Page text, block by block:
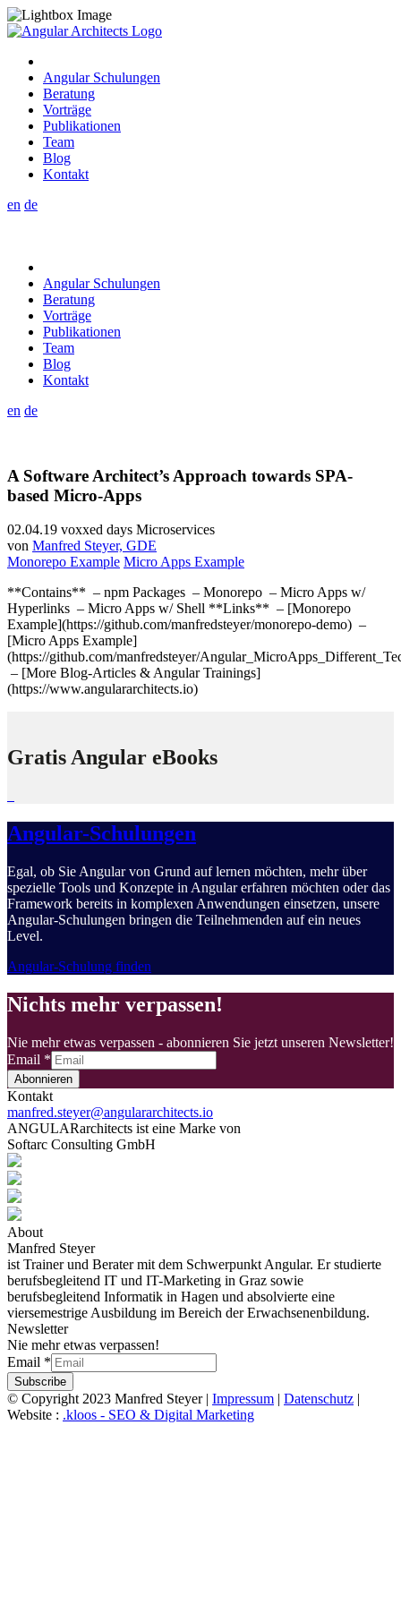
Angular Schulungen
Beratung
Vorträge
Publikationen
Team
Blog
Kontakt
en de
Angular Schulungen
Beratung
Vorträge
Publikationen
Team
Blog
Kontakt
en de
A Software Architect’s Approach towards SPA-
based Micro-Apps
02.04.19 voxxed days Microservices
von Manfred Steyer, GDE
Monorepo Example Micro Apps Example
**Contains** – npm Packages – Monorepo – Micro Apps w/
Hyperlinks – Micro Apps w/ Shell **Links** – [Monorepo
Example](https://github.com/manfredsteyer/monorepo-demo) –
[Micro Apps Example]
(https://github.com/manfredsteyer/
– [More Blog-Articles & Angular Trainings]
(https://www.angulararchitects.io)
Gratis Angular eBooks
Angular-Schulungen
Egal, ob Sie Angular von Grund auf lernen möchten, mehr über
spezielle Tools und Konzepte in Angular erfahren möchten oder das
Framework bereits in komplexen Anwendungen einsetzen, unsere
Angular-Schulungen bringen die Teilnehmenden auf ein neues
Level.
Angular-Schulung finden
Nichts mehr verpassen!
Nie mehr etwas verpassen - abonnieren Sie jetzt unseren Newsletter!
Email *
Abonnieren
Kontakt
manfred.steyer@angulararchitects.io
ANGULARarchitects ist eine Marke von
Softarc Consulting GmbH
About
Manfred Steyer
ist Trainer und Berater mit dem Schwerpunkt Angular. Er studierte
berufsbegleitend IT und IT-Marketing in Graz sowie
berufsbegleitend Informatik in Hagen und absolvierte eine
viersemestrige Ausbildung im Bereich der Erwachsenenbildung.
Newsletter
Nie mehr etwas verpassen!
Email *
Subscribe
© Copyright 2023 Manfred Steyer | Impressum | Datenschutz |
Website : .kloos - SEO & Digital Marketing